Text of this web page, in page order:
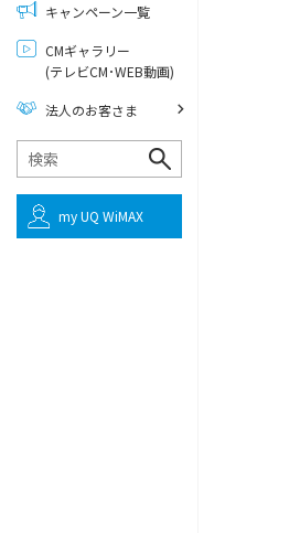
キャンペーン一覧
CMギャラリー
(テレビCM･WEB動画)
法人のお客さま
my UQ WiMAX